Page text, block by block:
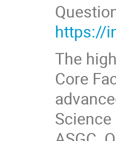
https://
The
Core